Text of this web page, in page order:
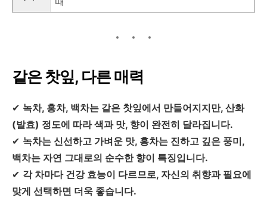
같은 찻잎, 다른 매력
✔ 녹차, 홍차, 백차는 같은 찻잎에서 만들어지지만, 산화
(발효) 정도에 따라 색과 맛, 향이 완전히 달라집니다.
✔ 녹차는 신선하고 가벼운 맛, 홍차는 진하고 깊은 풍미,
백차는 자연 그대로의 순수한 향이 특징입니다.
✔ 각 차마다 건강 효능이 다르므로, 자신의 취향과 필요에
맞게 선택하면 더욱 좋습니다.